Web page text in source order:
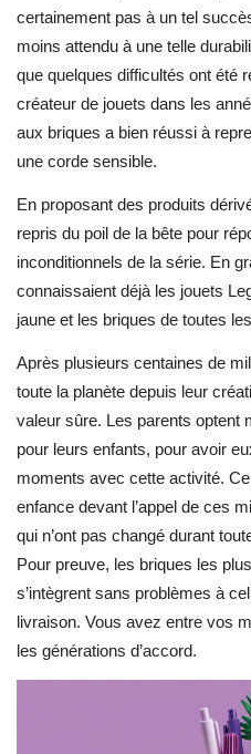
certainement pas à un tel
moins attendu à une telle
que quelques difficultés ont été
créateur de jouets dans les
aux briques a bien réussi à
une corde sensible.
En proposant des produits
repris du poil de la bête pour
inconditionnels de la série. En
connaissaient déjà les jouets
jaune et les briques de toutes
Après plusieurs centaines de
toute la planète depuis leur
valeur sûre. Les parents optent
pour leurs enfants, pour avoir
moments avec cette activité.
enfance devant l’appel de ces
qui n’ont pas changé durant
Pour preuve, les briques les
s’intègrent sans problèmes à
livraison. Vous avez entre vos
les générations d’accord.